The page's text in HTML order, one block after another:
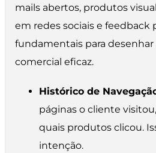
mails abertos, produtos
em redes sociais e feedback
fundamentais para
comercial eficaz.
Histórico de
páginas o cliente
quais produtos clicou.
intenção.